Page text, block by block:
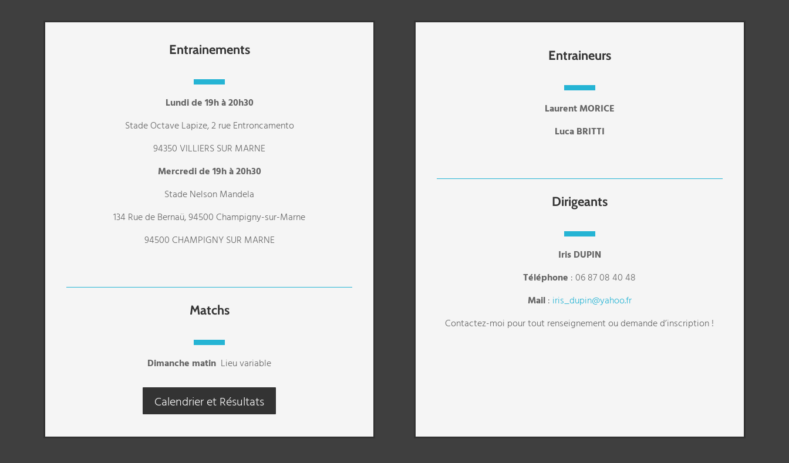
Entrainements
Lundi de 19h à 20h30
Stade Octave Lapize, 2 rue Entroncamento
94350 VILLIERS SUR MARNE
Mercredi de 19h à 20h30
Stade Nelson Mandela
134 Rue de Bernaü, 94500 Champigny-sur-Marne
94500 CHAMPIGNY SUR MARNE
Matchs
Dimanche matin Lieu variable
Calendrier et Résultats
Entraineurs
Laurent MORICE
Luca BRITTI
Dirigeants
Iris DUPIN
Téléphone : 06 87 08 40 48
Mail: iris_dupin@yahoo.fr
Contactez-moi pour tout renseignement ou demande d’inscription !